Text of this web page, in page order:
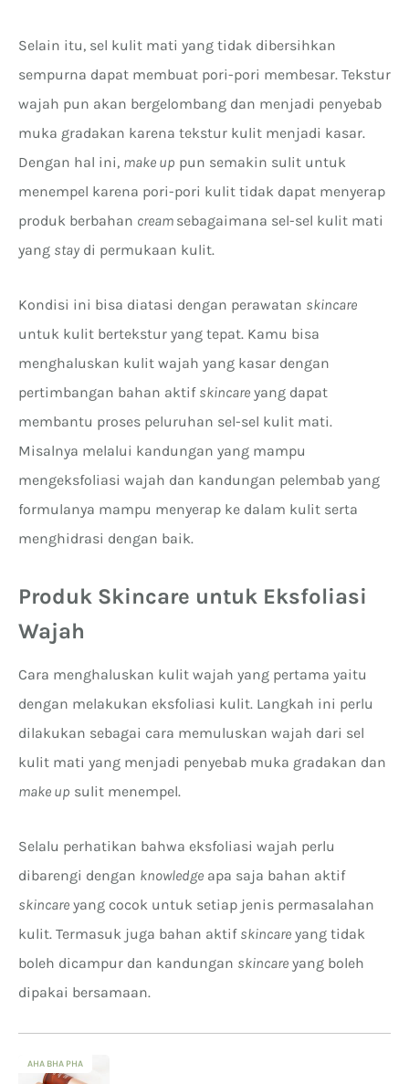
Selain itu, sel kulit mati yang tidak dibersihkan
sempurna dapat membuat pori-pori membesar. Tekstur
wajah pun akan bergelombang dan menjadi penyebab
muka gradakan karena tekstur kulit menjadi kasar.
Dengan hal ini, make up pun semakin sulit untuk
menempel karena pori-pori kulit tidak dapat menyerap
produk berbahan cream sebagaimana sel-sel kulit mati
yang stay di permukaan kulit.
Kondisi ini bisa diatasi dengan perawatan skincare
untuk kulit bertekstur yang tepat. Kamu bisa
menghaluskan kulit wajah yang kasar dengan
pertimbangan bahan aktif skincare yang dapat
membantu proses peluruhan sel-sel kulit mati.
Misalnya melalui kandungan yang mampu
mengeksfoliasi wajah dan kandungan pelembab yang
formulanya mampu menyerap ke dalam kulit serta
menghidrasi dengan baik.
Produk Skincare untuk Eksfoliasi
Wajah
Cara menghaluskan kulit wajah yang pertama yaitu
dengan melakukan eksfoliasi kulit. Langkah ini perlu
dilakukan sebagai cara memuluskan wajah dari sel
kulit mati yang menjadi penyebab muka gradakan dan
make up sulit menempel.
Selalu perhatikan bahwa eksfoliasi wajah perlu
dibarengi dengan knowledge apa saja bahan aktif
skincare yang cocok untuk setiap jenis permasalahan
kulit. Termasuk juga bahan aktif skincare yang tidak
boleh dicampur dan kandungan skincare yang boleh
dipakai bersamaan.
AHA BHA PHA